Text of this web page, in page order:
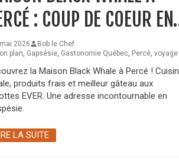
: COUP DE COEUR
2026
Bob le Chef
plan, Gapsésie, Gastonomie Québec, Percé, voyage
la Maison Black Whale à Percé !
produits frais et meilleur gâteau aux
EVER. Une adresse incontournable en
LA SUITE